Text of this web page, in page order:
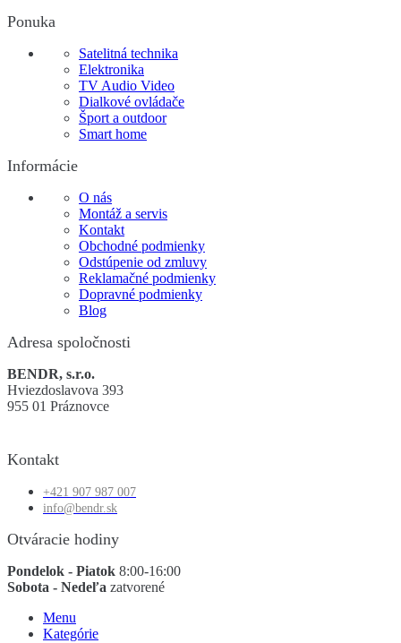
Ponuka
Satelitná technika
Elektronika
TV Audio Video
Dialkové ovládače
Šport a outdoor
Smart home
Informácie
O nás
Montáž a servis
Kontakt
Obchodné podmienky
Odstúpenie od zmluvy
Reklamačné podmienky
Dopravné podmienky
Blog
Adresa spoločnosti
BENDR, s.r.o.
Hviezdoslavova 393
955 01 Práznovce
Kontakt
+421 907 987 007
info@bendr.sk
Otváracie hodiny
Pondelok - Piatok 8:00-16:00
Sobota - Nedeľa zatvorené
Menu
Kategórie